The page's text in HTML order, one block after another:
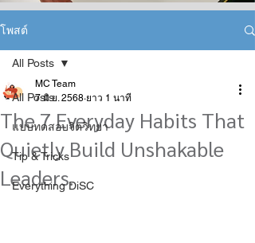
โพสต์
All Posts
แบบทดสอบจิตวิทยา
Tip & Tricks
Everything DiSC
All Posts
The 7 Everyday Habits That
Quietly Build Unshakable
Leaders.
MC Team
7 มิ.ย. 2568 ยาว 1 นาที